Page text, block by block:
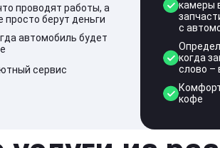
проводят работы, а
просто берут деньги
автомобиль будет
сервис
камеры
с
когда
слово –
кофе